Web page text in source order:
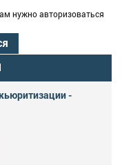
нужно авторизоваться
-